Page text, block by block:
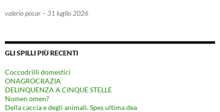
valerio pocar – 31 luglio 2026
GLI SPILLI PIÙ RECENTI
Coccodrilli domestici
ONAGROCRAZIA
DELINQUENZA A CINQUE STELLE
Nomen omen?
Della caccia e degli animali. Spes ultima dea